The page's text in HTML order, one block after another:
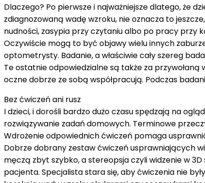
Dlaczego? Po pierwsze i najważniejsze dlatego, że
zdiagnozowaną wadę wzroku, nie oznacza to
nudności, zasypia przy czytaniu albo po pracy przy
Oczywiście mogą to być objawy wielu innych
optometrysty. Badanie, a właściwie cały szereg
Te ostatnie odpowiedzialne są także za przywołaną
oczne dobrze ze sobą współpracują. Podczas
Bez ćwiczeń ani rusz
I dzieci, i dorośli bardzo dużo czasu spędzają na
rozwiązywanie zadań domowych. Terminowe
Wdrożenie odpowiednich ćwiczeń pomaga
Dobrze dobrany zestaw ćwiczeń usprawniających
męczą zbyt szybko, a stereopsja czyli widzenie w
pacjenta. Specjalista stara się, aby ćwiczenia nie